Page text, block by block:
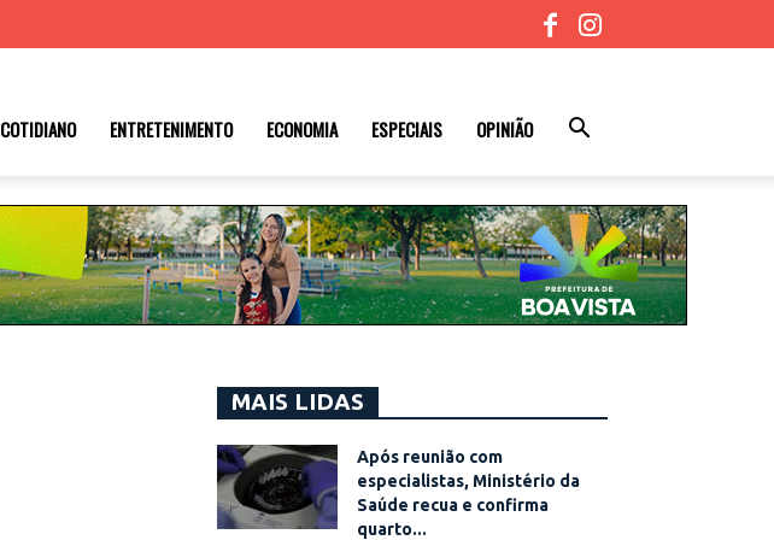
COTIDIANO ENTRETENIMENTO ECONOMIA ESPECIAIS OPINIÃO
MAIS LIDAS
Após reunião com
especialistas, Ministério da
Saúde recua e confirma
quarto...